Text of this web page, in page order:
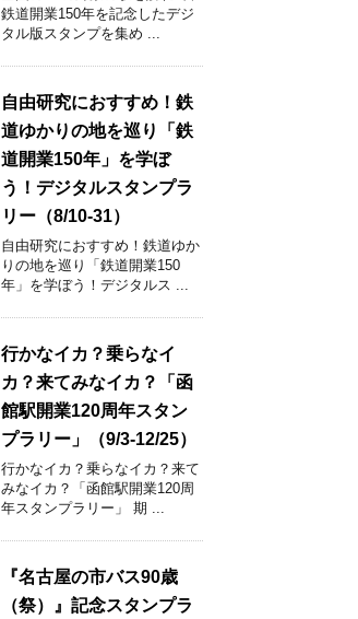
鉄道開業150年を記念したデジ
タル版スタンプを集め ...
自由研究におすすめ！鉄
道ゆかりの地を巡り「鉄
道開業150年」を学ぼ
う！デジタルスタンプラ
リー（8/10-31）
自由研究におすすめ！鉄道ゆか
りの地を巡り「鉄道開業150
年」を学ぼう！デジタルス ...
行かなイカ？乗らなイ
カ？来てみなイカ？「函
館駅開業120周年スタン
プラリー」（9/3-12/25）
行かなイカ？乗らなイカ？来て
みなイカ？「函館駅開業120周
年スタンプラリー」 期 ...
『名古屋の市バス90歳
（祭）』記念スタンプラ